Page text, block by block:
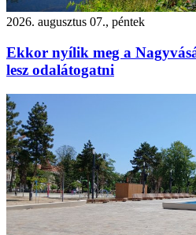
2026. augusztus 07., péntek
Ekkor nyílik meg a
lesz odalátogatni